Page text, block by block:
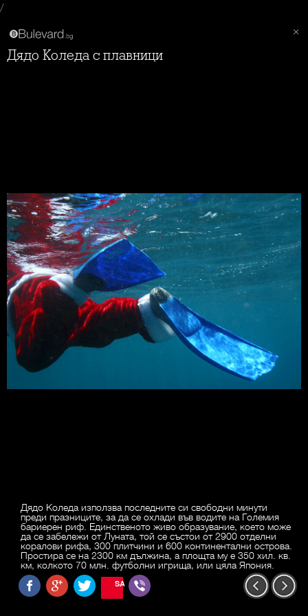
/
Дядо Коледа с плавници
Дядо Коледа използва последните си свободни минути
преди празниците, за да се охлади във водите на Големия
бариерен риф. Единственото живо образувание, което може
да се забележи от Луната, той се състои от 2900 отделни
коралови рифа, 300 плитчини и 600 континентални острова.
Простира се на 2300 км дължина, а площта му е 350 хил. кв.
км, колкото 70 млн. футболни игрища, или цяла Япония.
SAVE